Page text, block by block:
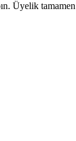
Üyelik tamamen